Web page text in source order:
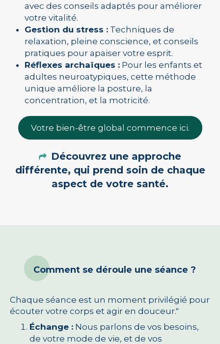
avec des conseils adaptés pour améliorer
votre vitalité.
Gestion du stress : Techniques de
relaxation, pleine conscience, et conseils
pratiques pour apaiser votre esprit.
Réflexes archaïques : Pour les enfants et
adultes neuroatypiques, cette méthode
unique améliore la posture, la
concentration, et la motricité.
Votre bien-être global commence ici.
Découvrez une approche
différente, qui prend soin de chaque
aspect de votre santé.
Comment se déroule une séance ?
Chaque séance est un moment privilégié pour
écouter votre corps et agir en douceur."
Échange : Nous parlons de vos besoins,
de votre mode de vie, et de vos